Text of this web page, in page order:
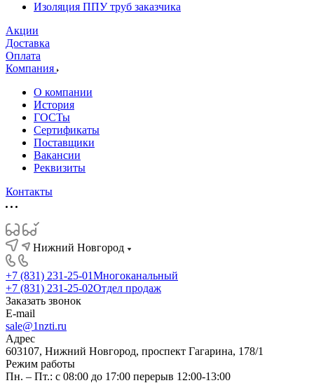
Изоляция ППУ труб заказчика
Акции
Доставка
Оплата
Компания
О компании
История
ГОСТы
Сертификаты
Поставщики
Вакансии
Реквизиты
Контакты
Нижний Новгород
+7 (831) 231-25-01Многоканальный
+7 (831) 231-25-02Отдел продаж
Заказать звонок
E-mail
sale@1nzti.ru
Адрес
603107, Нижний Новгород, проспект Гагарина, 178/1
Режим работы
Пн. – Пт.: с 08:00 до 17:00 перерыв 12:00-13:00